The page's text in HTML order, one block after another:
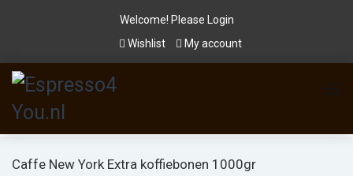
Welcome! Please
Login
Wishlist
My account
Caffe New York Extra koffiebonen 1000gr